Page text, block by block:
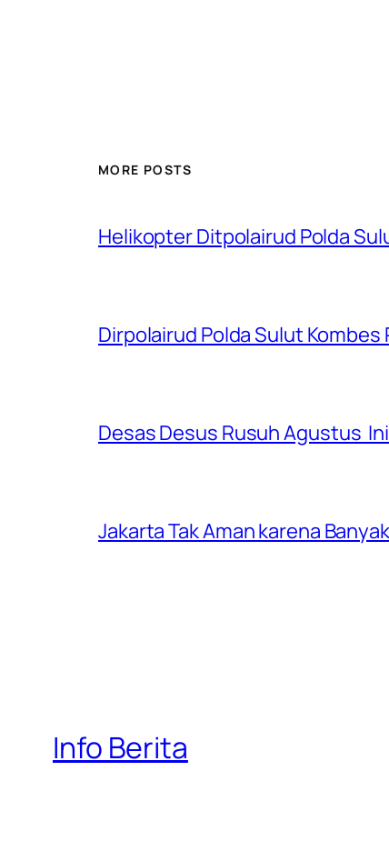
MORE POSTS
Helikopter Ditpolairud Polda
Dirpolairud Polda Sulut Kombes
Desas Desus Rusuh Agustus
Jakarta Tak Aman karena
Info Berita